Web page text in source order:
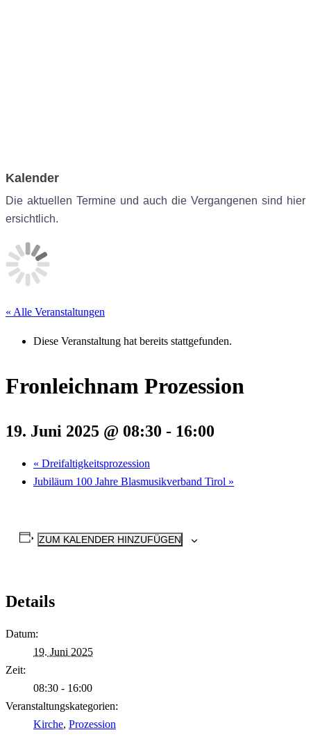
Kalender
Die aktuellen Termine und auch die Vergangenen sind hier
ersichtlich.
« Alle Veranstaltungen
Diese Veranstaltung hat bereits stattgefunden.
Fronleichnam Prozession
19. Juni 2025 @ 08:30 - 16:00
« Dreifaltigkeitsprozession
Jubiläum 100 Jahre Blasmusikverband Tirol »
ZUM KALENDER HINZUFÜGEN
Details
Datum:
19. Juni 2025
Zeit:
08:30 - 16:00
Veranstaltungskategorien:
Kirche, Prozession